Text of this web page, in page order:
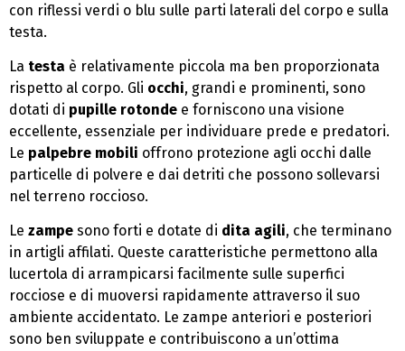
con riflessi verdi o blu sulle parti laterali del corpo e sulla
testa.
La testa è relativamente piccola ma ben proporzionata
rispetto al corpo. Gli occhi, grandi e prominenti, sono
dotati di pupille rotonde e forniscono una visione
eccellente, essenziale per individuare prede e predatori.
Le palpebre mobili offrono protezione agli occhi dalle
particelle di polvere e dai detriti che possono sollevarsi
nel terreno roccioso.
Le zampe sono forti e dotate di dita agili, che terminano
in artigli affilati. Queste caratteristiche permettono alla
lucertola di arrampicarsi facilmente sulle superfici
rocciose e di muoversi rapidamente attraverso il suo
ambiente accidentato. Le zampe anteriori e posteriori
sono ben sviluppate e contribuiscono a un’ottima